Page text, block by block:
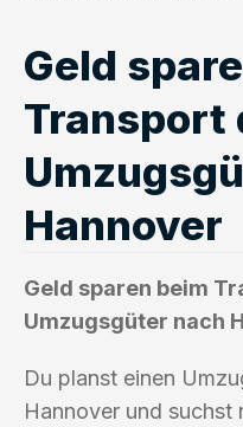
Geld
Transport
Hannover
Geld sparen beim
Umzugsgüter nach
Du planst einen
Hannover und suchst